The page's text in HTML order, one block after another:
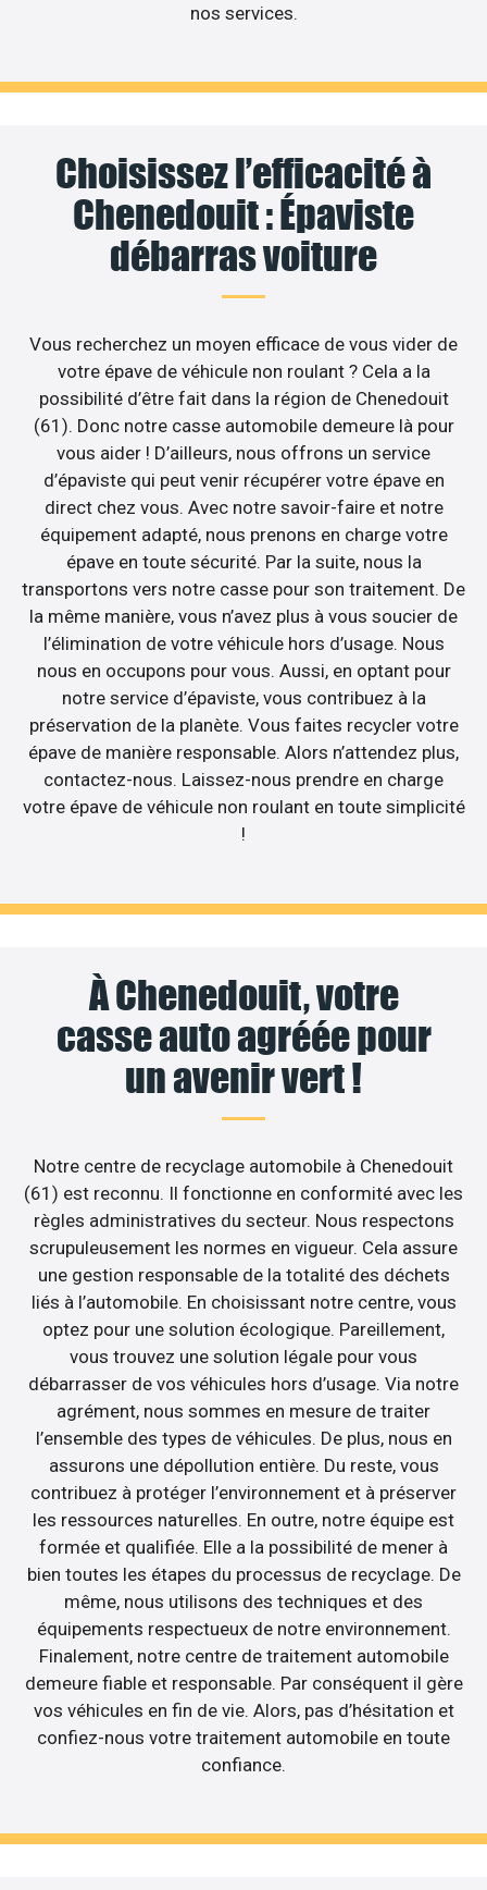
nos services.
Choisissez l’efficacité à
Chenedouit : Épaviste
débarras voiture
Vous recherchez un moyen efficace de vous vider de
votre épave de véhicule non roulant ? Cela a la
possibilité d’être fait dans la région de Chenedouit
(61). Donc notre casse automobile demeure là pour
vous aider ! D’ailleurs, nous offrons un service
d’épaviste qui peut venir récupérer votre épave en
direct chez vous. Avec notre savoir-faire et notre
équipement adapté, nous prenons en charge votre
épave en toute sécurité. Par la suite, nous la
transportons vers notre casse pour son traitement. De
la même manière, vous n’avez plus à vous soucier de
l’élimination de votre véhicule hors d’usage. Nous
nous en occupons pour vous. Aussi, en optant pour
notre service d’épaviste, vous contribuez à la
préservation de la planète. Vous faites recycler votre
épave de manière responsable. Alors n’attendez plus,
contactez-nous. Laissez-nous prendre en charge
votre épave de véhicule non roulant en toute simplicité
!
À Chenedouit, votre
casse auto agréée pour
un avenir vert !
Notre centre de recyclage automobile à Chenedouit
(61) est reconnu. Il fonctionne en conformité avec les
règles administratives du secteur. Nous respectons
scrupuleusement les normes en vigueur. Cela assure
une gestion responsable de la totalité des déchets
liés à l’automobile. En choisissant notre centre, vous
optez pour une solution écologique. Pareillement,
vous trouvez une solution légale pour vous
débarrasser de vos véhicules hors d’usage. Via notre
agrément, nous sommes en mesure de traiter
l’ensemble des types de véhicules. De plus, nous en
assurons une dépollution entière. Du reste, vous
contribuez à protéger l’environnement et à préserver
les ressources naturelles. En outre, notre équipe est
formée et qualifiée. Elle a la possibilité de mener à
bien toutes les étapes du processus de recyclage. De
même, nous utilisons des techniques et des
équipements respectueux de notre environnement.
Finalement, notre centre de traitement automobile
demeure fiable et responsable. Par conséquent il gère
vos véhicules en fin de vie. Alors, pas d’hésitation et
confiez-nous votre traitement automobile en toute
confiance.